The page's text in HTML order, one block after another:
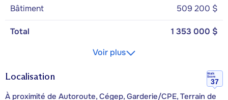
Bâtiment 509 200 $
Total
1 353 000 $
Voir plus
Localisation
Walk
Score
37
À proximité de Autoroute, Cégep, Garderie/CPE, Terrain de